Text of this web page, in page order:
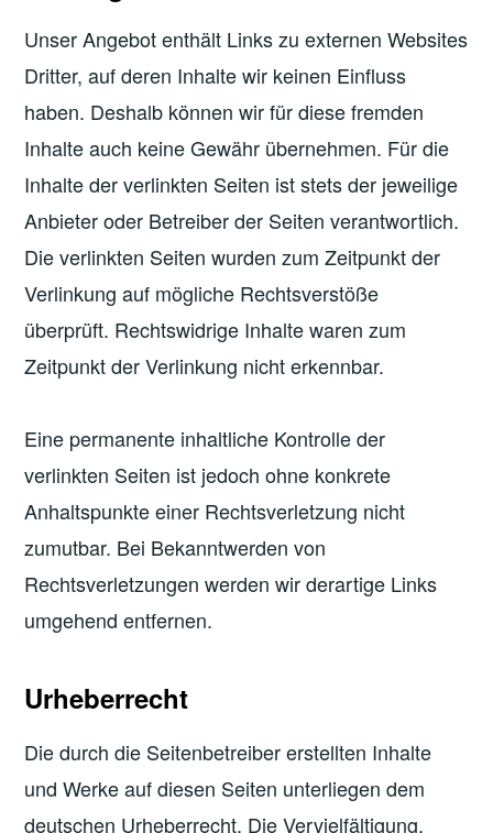
Unser Angebot enthält Links zu externen Websites
Dritter, auf deren Inhalte wir keinen Einfluss
haben. Deshalb können wir für diese fremden
Inhalte auch keine Gewähr übernehmen. Für die
Inhalte der verlinkten Seiten ist stets der jeweilige
Anbieter oder Betreiber der Seiten verantwortlich.
Die verlinkten Seiten wurden zum Zeitpunkt der
Verlinkung auf mögliche Rechtsverstöße
überprüft. Rechtswidrige Inhalte waren zum
Zeitpunkt der Verlinkung nicht erkennbar.
Eine permanente inhaltliche Kontrolle der
verlinkten Seiten ist jedoch ohne konkrete
Anhaltspunkte einer Rechtsverletzung nicht
zumutbar. Bei Bekanntwerden von
Rechtsverletzungen werden wir derartige Links
umgehend entfernen.
Urheberrecht
Die durch die Seitenbetreiber erstellten Inhalte
und Werke auf diesen Seiten unterliegen dem
deutschen Urheberrecht. Die Vervielfältigung,